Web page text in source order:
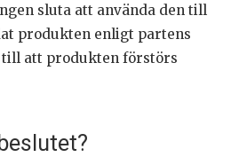
sluta att använda den till
produkten enligt partens
att produkten förstörs